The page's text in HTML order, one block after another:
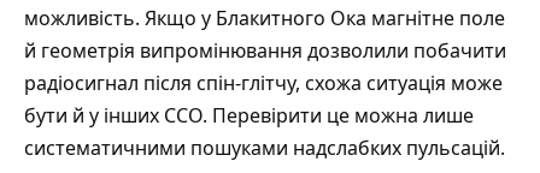
можливість. Якщо у Блакитного Ока магнітне поле
й геометрія випромінювання дозволили побачити
радіосигнал після спін-глітчу, схожа ситуація може
бути й у інших CCO. Перевірити це можна лише
систематичними пошуками надслабких пульсацій.